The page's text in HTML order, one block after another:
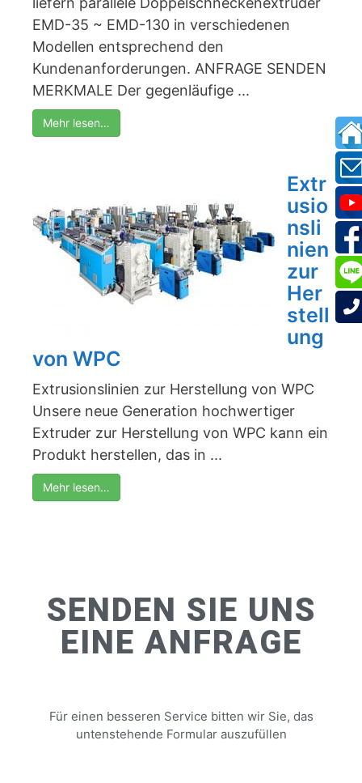
EMD-35 ~ EMD-130 in verschiedenen
Modellen entsprechend den
Kundenanforderungen. ANFRAGE SENDEN
MERKMALE Der gegenläufige ...
Mehr lesen…
Extr
usio
nsli
nien
zur
Her
stell
ung
von WPC
Extrusionslinien zur Herstellung von WPC
Unsere neue Generation hochwertiger
Extruder zur Herstellung von WPC kann ein
Produkt herstellen, das in ...
Mehr lesen…
SENDEN SIE UNS
EINE ANFRAGE
Für einen besseren Service bitten wir Sie, das
untenstehende Formular auszufüllen